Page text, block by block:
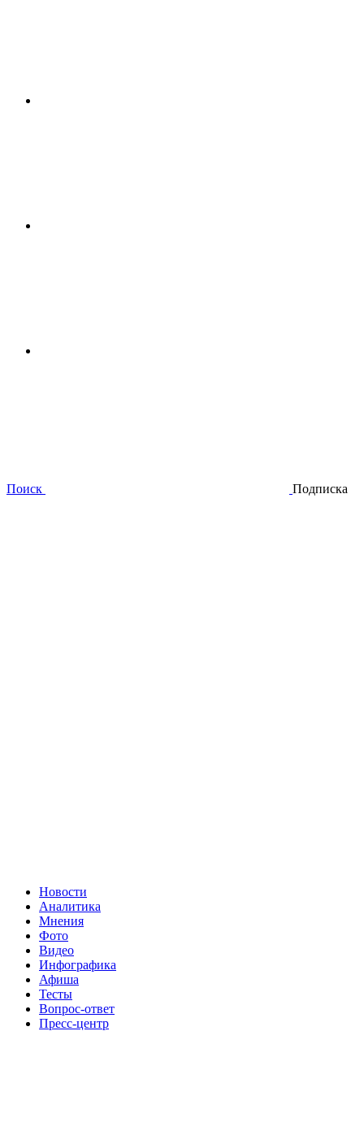
Поиск Подписка
Новости
Аналитика
Мнения
Фото
Видео
Инфографика
Афиша
Тесты
Вопрос-ответ
Пресс-центр